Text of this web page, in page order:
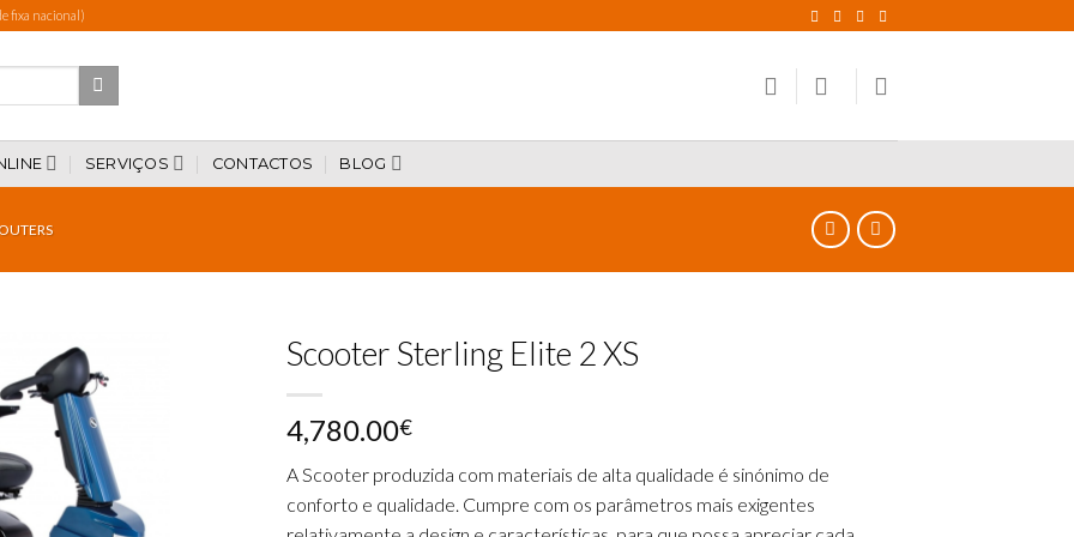
fixa nacional)
SERVIÇOS CONTACTOS BLOG
Scooter Sterling Elite 2 XS
4,780.00€
A Scooter produzida com materiais de alta qualidade é sinónimo de
conforto e qualidade. Cumpre com os parâmetros mais exigentes